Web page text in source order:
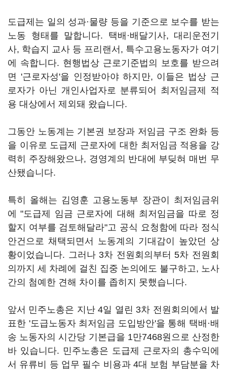
도급제는 일의 성과·물량 등을 기준으로 보수를 받는
노동 형태를 말합니다. 택배·배달기사, 대리운전기
사, 학습지 교사 등 프리랜서, 특수고용노동자가 여기
에 속합니다. 현행법상 근로기준법의 보호를 받으려
면 '근로자성'을 인정받아야 하지만, 이들은 법상 근
로자가 아닌 개인사업자로 분류되어 최저임금제 적
용 대상에서 제외돼 왔습니다.
그동안 노동계는 기본권 보장과 저임금 구조 완화 등
을 이유로 도급제 근로자에 대한 최저임금 적용을 강
력히 주장해왔으나, 경영계의 반대에 부딪혀 매번 무
산됐습니다.
특히 올해는 김영훈 고용노동부 장관이 최저임금위
에 "도급제 임금 근로자에 대해 최저임금을 따로 정
할지 여부를 검토해달라"고 공식 요청함에 따라 정식
안건으로 채택되면서 노동계의 기대감이 높았던 상
황이었습니다. 그러나 3차 전원회의부터 5차 전원회
의까지 세 차례에 걸친 집중 논의에도 불구하고, 노사
간의 첨예한 견해 차이를 좁히지 못했습니다.
앞서 민주노총은 지난 4일 열린 3차 전원회의에서 발
표한 '도급노동자 최저임금 도입방안'을 통해 택배·배
송 노동자의 시간당 기본급을 1만7468원으로 산정한
바 있습니다. 민주노총은 도급제 근로자의 총수익에
서 유류비 등 업무 필수 비용과 4대 보험 부담분을 차